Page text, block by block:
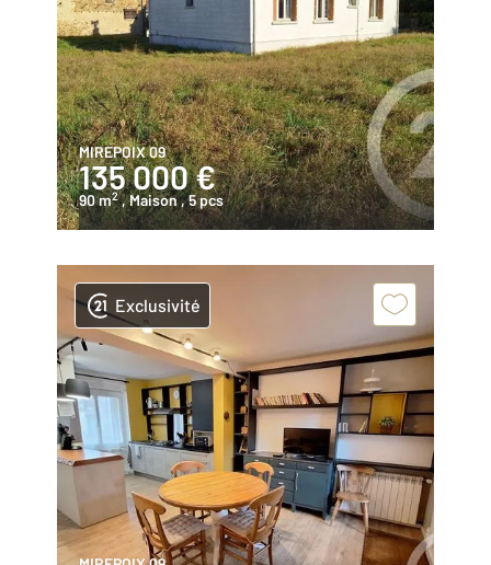
MIREPOIX 09
135 000 €
90 m2 , Maison, 5 pcs
Exclusivité